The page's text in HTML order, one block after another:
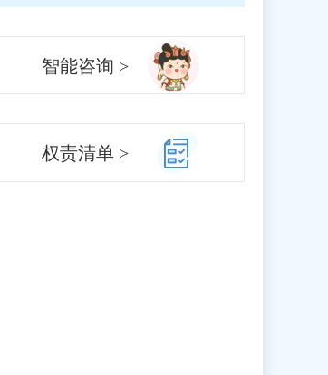
智能咨询 >
权责清单 >